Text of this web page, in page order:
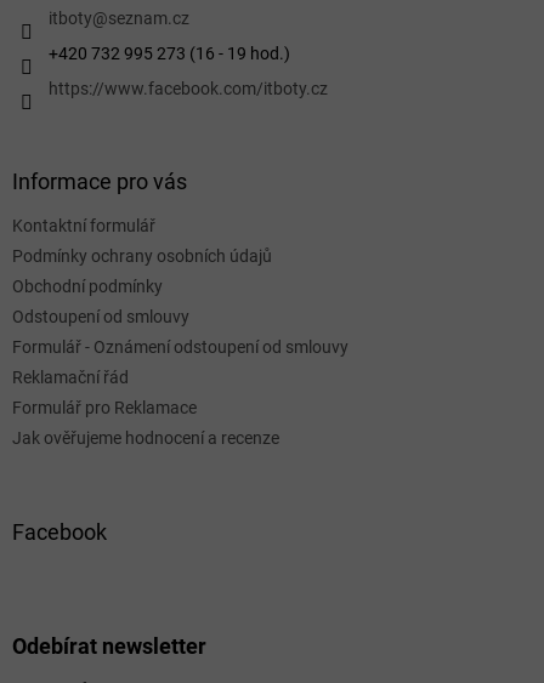
itboty@seznam.cz
+420 732 995 273 (16 - 19 hod.)
https://www.facebook.com/itboty.cz
Informace pro vás
Kontaktní formulář
Podmínky ochrany osobních údajů
Obchodní podmínky
Odstoupení od smlouvy
Formulář - Oznámení odstoupení od smlouvy
Reklamační řád
Formulář pro Reklamace
Jak ověřujeme hodnocení a recenze
Facebook
Odebírat newsletter